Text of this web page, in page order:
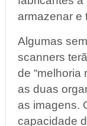
armazenar e
Algumas
scanners
de “melhoria
as duas
as imagens.
capacidade